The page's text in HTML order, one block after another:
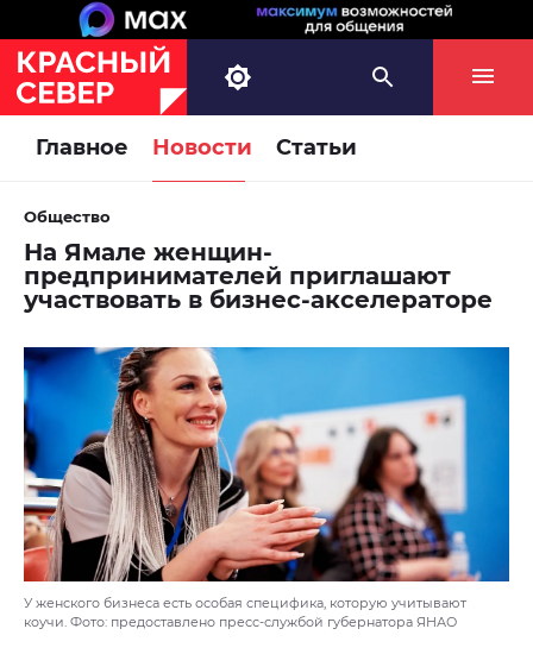
Главное Новости Статьи
Общество
На Ямале женщин-
предпринимателей приглашают
участвовать в бизнес-акселераторе
У женского бизнеса есть особая специфика, которую учитывают
коучи. Фото: предоставлено пресс-службой губернатора ЯНАО